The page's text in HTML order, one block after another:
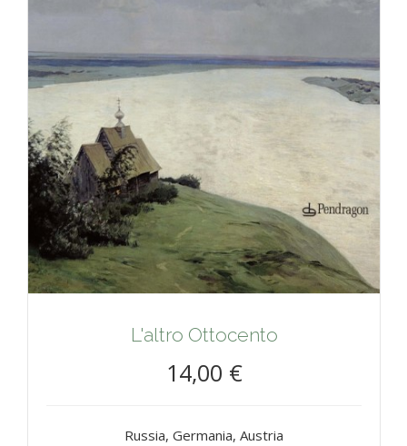
L'altro Ottocento
14,00 €
Russia, Germania, Austria